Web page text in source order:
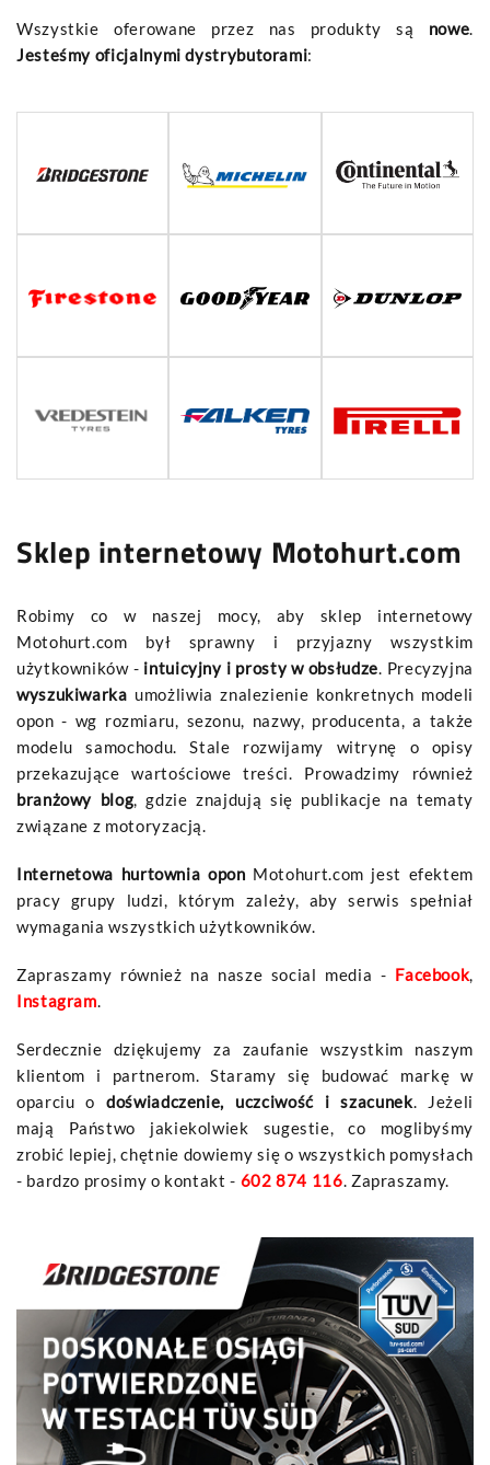
Wszystkie oferowane przez nas produkty są nowe.
Jesteśmy oficjalnymi dystrybutorami:
Sklep internetowy Motohurt.com
Robimy co w naszej mocy, aby sklep internetowy
Motohurt.com był sprawny i przyjazny wszystkim
użytkowników - intuicyjny i prosty w obsłudze. Precyzyjna
wyszukiwarka umożliwia znalezienie konkretnych modeli
opon - wg rozmiaru, sezonu, nazwy, producenta, a także
modelu samochodu. Stale rozwijamy witrynę o opisy
przekazujące wartościowe treści. Prowadzimy również
branżowy blog, gdzie znajdują się publikacje na tematy
związane z motoryzacją.
Internetowa hurtownia opon Motohurt.com jest efektem
pracy grupy ludzi, którym zależy, aby serwis spełniał
wymagania wszystkich użytkowników.
Zapraszamy również na nasze social media - Facebook,
Instagram.
Serdecznie dziękujemy za zaufanie wszystkim naszym
klientom i partnerom. Staramy się budować markę w
oparciu odoświadczenie, uczciwość i szacunek. Jeżeli
mają Państwo jakiekolwiek sugestie, co moglibyśmy
zrobić lepiej, chętnie dowiemy się o wszystkich pomysłach
- bardzo prosimy o kontakt - 602 874 116. Zapraszamy.